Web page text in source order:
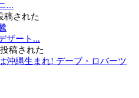
...
稿された
ザート...
稿された
沖縄生まれ! デーブ・ロバーツ